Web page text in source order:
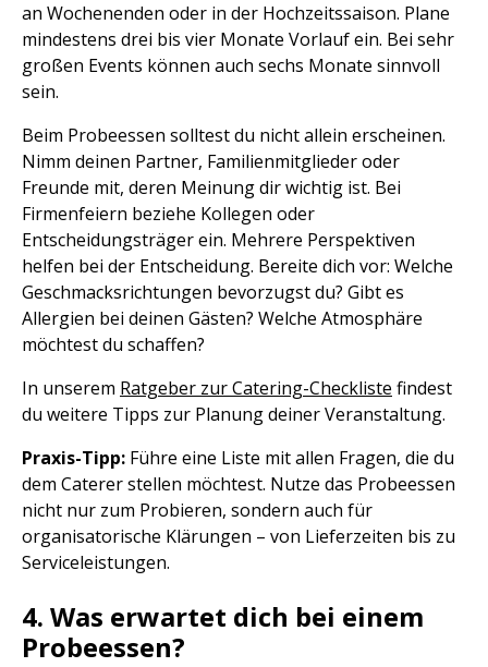
an Wochenenden oder in der Hochzeitssaison. Plane
mindestens drei bis vier Monate Vorlauf ein. Bei sehr
großen Events können auch sechs Monate sinnvoll
sein.
Beim Probeessen solltest du nicht allein erscheinen.
Nimm deinen Partner, Familienmitglieder oder
Freunde mit, deren Meinung dir wichtig ist. Bei
Firmenfeiern beziehe Kollegen oder
Entscheidungsträger ein. Mehrere Perspektiven
helfen bei der Entscheidung. Bereite dich vor: Welche
Geschmacksrichtungen bevorzugst du? Gibt es
Allergien bei deinen Gästen? Welche Atmosphäre
möchtest du schaffen?
In unserem Ratgeber zur Catering-Checkliste findest
du weitere Tipps zur Planung deiner Veranstaltung.
Praxis-Tipp: Führe eine Liste mit allen Fragen, die du
dem Caterer stellen möchtest. Nutze das Probeessen
nicht nur zum Probieren, sondern auch für
organisatorische Klärungen – von Lieferzeiten bis zu
Serviceleistungen.
4. Was erwartet dich bei einem
Probeessen?